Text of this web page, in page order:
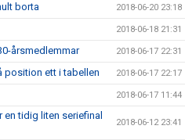
borta 2018-06-20 23:18
2018-06-18 21:31
årsmedlemmar 2018-06-17 22:31
position ett i tabellen 2018-06-17 22:17
2018-06-17 11:44
en tidig liten seriefinal
2018-06-12 23:41